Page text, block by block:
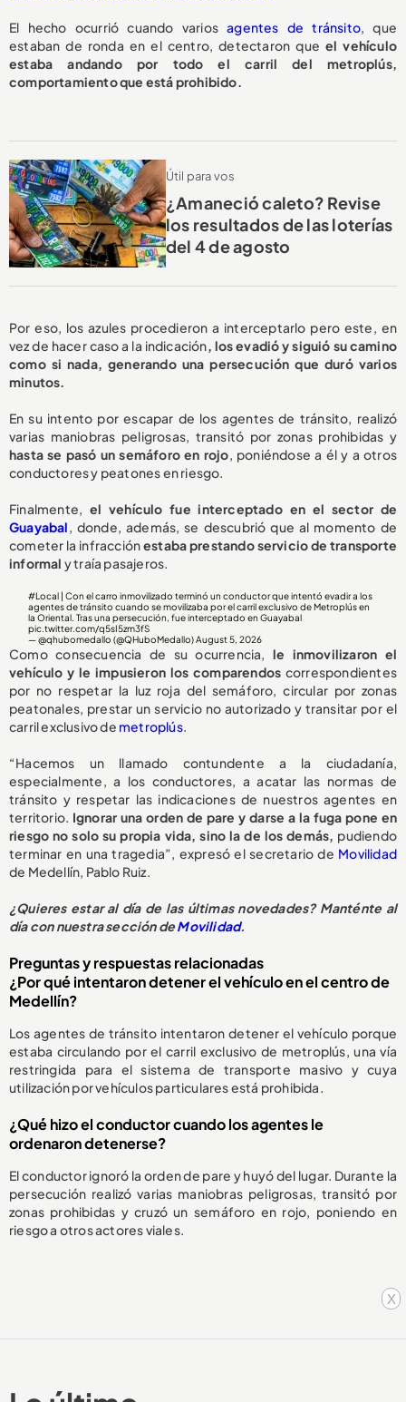
x
El hecho ocurrió cuando variosagentes de tránsito, que
estaban de ronda en el centro, detectaron que el vehículo
estaba andando por todo el carril del metroplús,
comportamiento que está prohibido.
Útil para vos
¿Amaneció caleto? Revise
los resultados de las loterías
del 4 de agosto
Por eso, los azules procedieron a interceptarlo pero este, en
vez de hacer caso a la indicación, los evadió y siguió su camino
como si nada, generando una persecución que duró varios
minutos.
En su intento por escapar de los agentes de tránsito, realizó
varias maniobras peligrosas, transitó por zonas prohibidas y
hasta se pasó un semáforo en rojo, poniéndose a él y a otros
conductores y peatones en riesgo.
Finalmente, el vehículo fue interceptado en el sector de
Guayabal, donde, además, se descubrió que al momento de
cometer la infracciónestaba prestando servicio de transporte
informal y traía pasajeros.
#Local | Con el carro inmovilizado terminó un conductor que intentó evadir a los
agentes de tránsito cuando se movilizaba por el carril exclusivo de Metroplús en
la Oriental. Tras una persecución, fue interceptado en Guayabal
pic.twitter.com/q5sI5zm3fS
— @qhubomedallo (@QHuboMedallo)August 5, 2026
Como consecuencia de su ocurrencia, le inmovilizaron el
vehículo y le impusieron los comparendos correspondientes
por no respetar la luz roja del semáforo, circular por zonas
peatonales, prestar un servicio no autorizado y transitar por el
carril exclusivo de metroplús.
“Hacemos un llamado contundente a la ciudadanía,
especialmente, a los conductores, a acatar las normas de
tránsito y respetar las indicaciones de nuestros agentes en
territorio. Ignorar una orden de pare y darse a la fuga pone en
riesgo no solo su propia vida, sino la de los demás, pudiendo
terminar en una tragedia”, expresó el secretario de Movilidad
de Medellín, Pablo Ruiz.
¿Quieres estar al día de las últimas novedades? Manténte al
día con nuestra sección deMovilidad.
Preguntas y respuestas relacionadas
¿Por qué intentaron detener el vehículo en el centro de
Medellín?
Los agentes de tránsito intentaron detener el vehículo porque
estaba circulando por el carril exclusivo de metroplús, una vía
restringida para el sistema de transporte masivo y cuya
utilización por vehículos particulares está prohibida.
¿Qué hizo el conductor cuando los agentes le
ordenaron detenerse?
El conductor ignoró la orden de pare y huyó del lugar. Durante la
persecución realizó varias maniobras peligrosas, transitó por
zonas prohibidas y cruzó un semáforo en rojo, poniendo en
riesgo a otros actores viales.